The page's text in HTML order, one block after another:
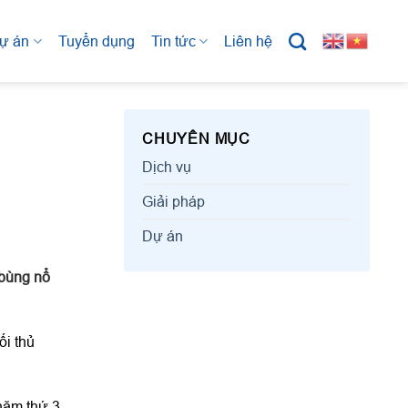
án Tuyển dụng Tin tức Liên hệ
nổ
thủ
CHUYÊN MỤC
Dịch vụ
Giải pháp
Dự án